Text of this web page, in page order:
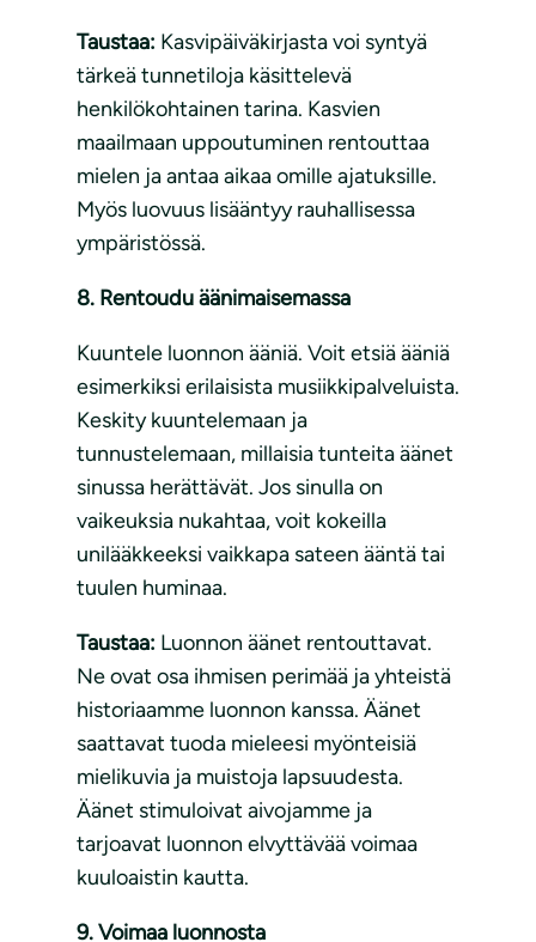
Taustaa: Kasvipäiväkirjasta voi syntyä
tärkeä tunnetiloja käsittelevä
henkilökohtainen tarina. Kasvien
maailmaan uppoutuminen rentouttaa
mielen ja antaa aikaa omille ajatuksille.
Myös luovuus lisääntyy rauhallisessa
ympäristössä.
8. Rentoudu äänimaisemassa
Kuuntele luonnon ääniä. Voit etsiä ääniä
esimerkiksi erilaisista musiikkipalveluista.
Keskity kuuntelemaan ja
tunnustelemaan, millaisia tunteita äänet
sinussa herättävät. Jos sinulla on
vaikeuksia nukahtaa, voit kokeilla
unilääkkeeksi vaikkapa sateen ääntä tai
tuulen huminaa.
Taustaa: Luonnon äänet rentouttavat.
Ne ovat osa ihmisen perimää ja yhteistä
historiaamme luonnon kanssa. Äänet
saattavat tuoda mieleesi myönteisiä
mielikuvia ja muistoja lapsuudesta.
Äänet stimuloivat aivojamme ja
tarjoavat luonnon elvyttävää voimaa
kuuloaistin kautta.
9. Voimaa luonnosta